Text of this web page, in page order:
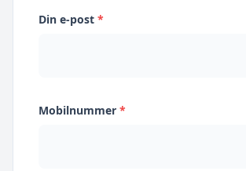
Din e-post *
Mobilnummer *